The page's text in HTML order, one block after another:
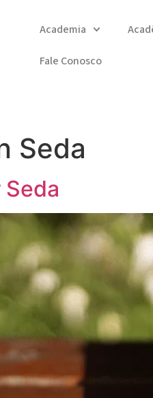
Academia
Fale Conosco
Seda